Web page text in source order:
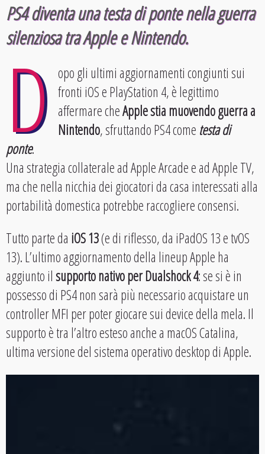
PS4 diventa una testa di ponte nella guerra
silenziosa tra Apple e Nintendo.
D opo gli ultimi aggiornamenti congiunti sui
fronti iOS e PlayStation 4, è legittimo
affermare cheApple stia muovendo guerra a
Nintendo, sfruttando PS4 come testa di
ponte.
Una strategia collaterale ad Apple Arcade e ad Apple TV,
ma che nella nicchia dei giocatori da casa interessati alla
portabilità domestica potrebbe raccogliere consensi.
Tutto parte da iOS 13(e di riflesso, da iPadOS 13 e tvOS
13). L’ultimo aggiornamento della lineup Apple ha
aggiunto ilsupporto nativo per Dualshock 4: se si è in
possesso di PS4 non sarà più necessario acquistare un
controller MFI per poter giocare sui device della mela. Il
supporto è tra l’altro esteso anche a macOS Catalina,
ultima versione del sistema operativo desktop di Apple.